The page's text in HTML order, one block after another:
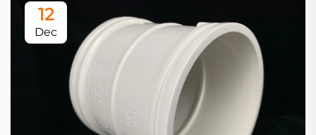
12
Dec